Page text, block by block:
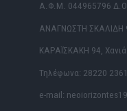
Α.Φ.Μ. 044965796
ΑΝΑΓΝΩΣΤΗ ΣΚΑΛΙΔΗ
ΚΑΡΑΪΣΚΑΚΗ 94,
Τηλέφωνα: 28220
e-mail: